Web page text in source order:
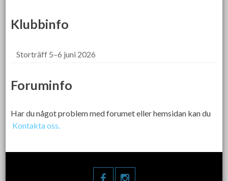
Klubbinfo
Storträff 5–6 juni 2026
Foruminfo
Har du något problem med forumet eller hemsidan kan du
Kontakta oss.